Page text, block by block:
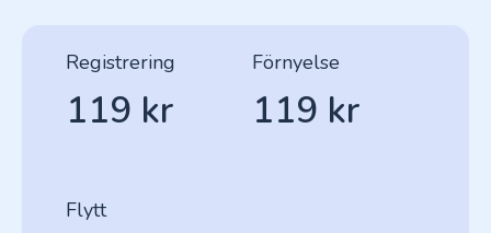
Registrering
119 kr
Förnyelse
119 kr
Flytt